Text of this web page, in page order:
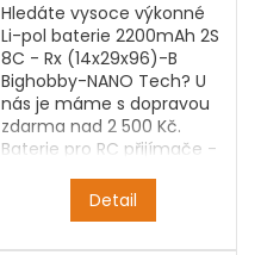
Detail
Hledáte vysoce výkonné
Li-pol baterie 2200mAh 2S
8C - Rx (14x29x96)-B
Bighobby-NANO Tech? U
nás je máme s dopravou
zdarma nad 2 500 Kč.
Baterie pro RC přijímače -